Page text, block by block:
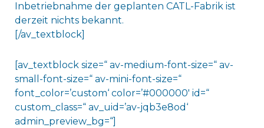
Inbetriebnahme der geplanten CATL-Fabrik ist
derzeit nichts bekannt.
[/av_textblock]
[av_textblock size=“ av-medium-font-size=“ av-
small-font-size=“ av-mini-font-size=“
font_color=’custom‘ color=’#000000′ id=“
custom_class=“ av_uid=’av-jqb3e8od‘
admin_preview_bg=“]